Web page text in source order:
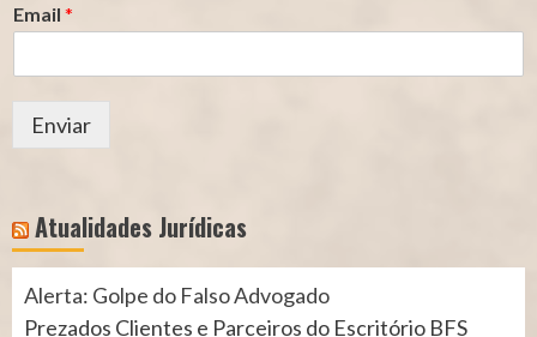
Email *
Enviar
Atualidades Jurídicas
Alerta: Golpe do Falso Advogado
Prezados Clientes e Parceiros do Escritório BFS